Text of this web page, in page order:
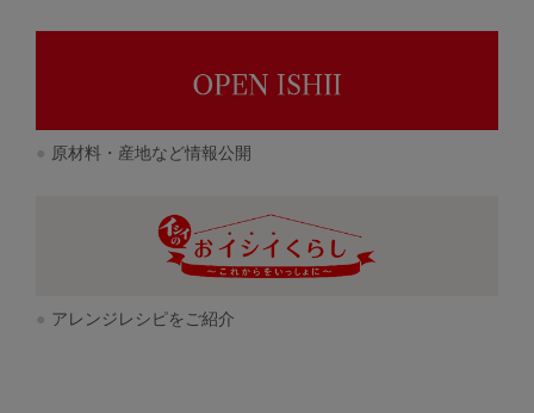
原材料・産地など情報公開
アレンジレシピをご紹介